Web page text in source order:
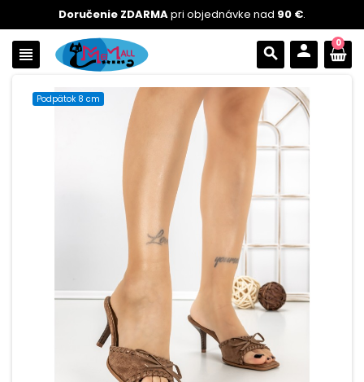
Doručenie ZDARMApri objednávke nad 90 €.
view_headline search person 0
Podpätok 8 cm